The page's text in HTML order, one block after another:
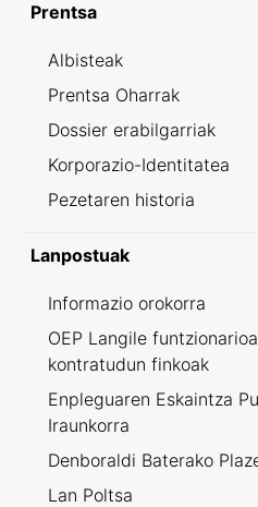
Prentsa
Albisteak
Prentsa Oharrak
Dossier erabilgarriak
Korporazio-Identitatea
Pezetaren historia
Lanpostuak
Informazio orokorra
OEP Langile
kontratudun finkoak
Enpleguaren Eskaintza
Iraunkorra
Denboraldi Baterako
Lan Poltsa